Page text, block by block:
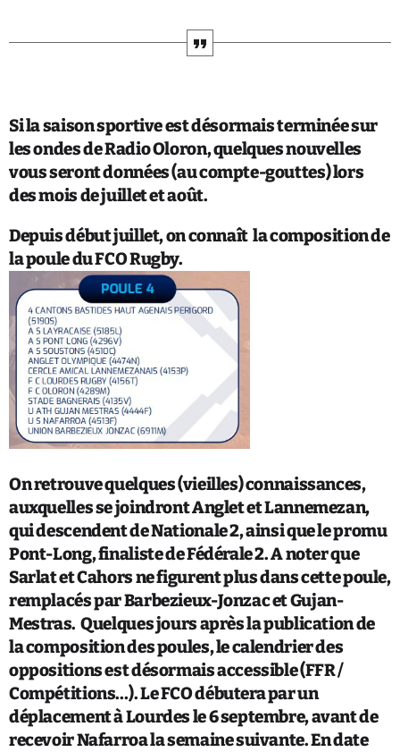
ADHÉRER OU SOUTENIR
Archives
juillet 2026
octobre 2025
septembre 2025
août 2025
Catégories
Non catégorisé
Sports
ÉMISSIONS À VENIR
Si la saison sportive est désormais terminée sur
les ondes de Radio Oloron, quelques nouvelles
vous seront données (au compte-gouttes) lors
des mois de juillet et août.
Depuis début juillet, on connaît la composition de
la poule du FCO Rugby.
On retrouve quelques (vieilles) connaissances,
auxquelles se joindront Anglet et Lannemezan,
qui descendent de Nationale 2, ainsi que le promu
Pont-Long, finaliste de Fédérale 2. A noter que
Sarlat et Cahors ne figurent plus dans cette poule,
remplacés par Barbezieux-Jonzac et Gujan-
Mestras. Quelques jours après la publication de
la composition des poules, le calendrier des
oppositions est désormais accessible (FFR /
Compétitions…). Le FCO débutera par un
déplacement à Lourdes le 6 septembre, avant de
recevoir Nafarroa la semaine suivante. En date